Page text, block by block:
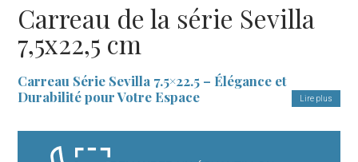
Carreau de la série Sevilla
7,5x22,5 cm
Carreau Série Sevilla 7.5×22.5 – Élégance et
Durabilité pour Votre Espace
LeCarreau Série Sevilla 7.5×22.5est le choix parfait pour ceux
qui recherchent un revêtement alliant esthétique, fonctionnalité et
Lire plus